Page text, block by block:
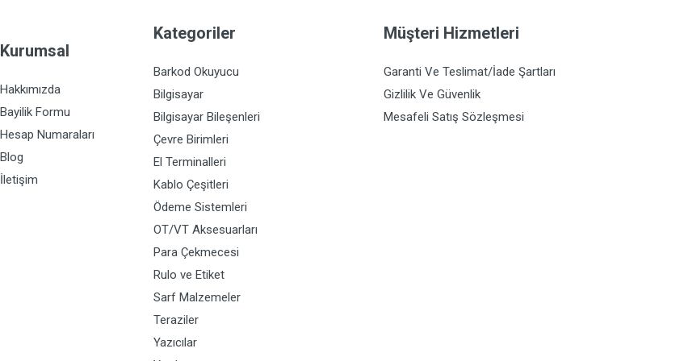
Kurumsal
Hakkımızda
Bayilik Formu
Hesap Numaraları
Blog
İletişim
Kategoriler
Barkod Okuyucu
Bilgisayar
Bilgisayar Bileşenleri
Çevre Birimleri
El Terminalleri
Kablo Çeşitleri
Ödeme Sistemleri
OT/VT Aksesuarları
Para Çekmecesi
Rulo ve Etiket
Sarf Malzemeler
Teraziler
Yazıcılar
Müşteri Hizmetleri
Garanti Ve Teslimat/İade Şartları
Gizlilik Ve Güvenlik
Mesafeli Satış Sözleşmesi